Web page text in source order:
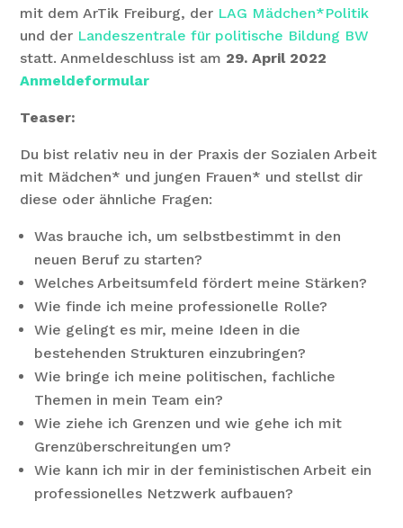
mit dem ArTik Freiburg, der LAG Mädchen*Politik
und der Landeszentrale für politische Bildung BW
statt. Anmeldeschluss ist am 29. April 2022
Anmeldeformular
Teaser:
Du bist relativ neu in der Praxis der Sozialen Arbeit
mit Mädchen* und jungen Frauen* und stellst dir
diese oder ähnliche Fragen:
Was brauche ich, um selbstbestimmt in den
neuen Beruf zu starten?
Welches Arbeitsumfeld fördert meine Stärken?
Wie finde ich meine professionelle Rolle?
Wie gelingt es mir, meine Ideen in die
bestehenden Strukturen einzubringen?
Wie bringe ich meine politischen, fachliche
Themen in mein Team ein?
Wie ziehe ich Grenzen und wie gehe ich mit
Grenzüberschreitungen um?
Wie kann ich mir in der feministischen Arbeit ein
professionelles Netzwerk aufbauen?